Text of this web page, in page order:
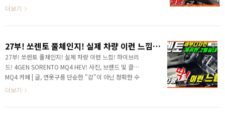
의 차량이 출시가 되었는데, 앞으로 2달 ..
료를 통해서 비교 분석 자료를 제시하는 연못구름입니다!
SUV인 GV80이 출시가 되었습니다. 초기에 선보인 모델
▲ SOURCE : GV80 CLUG / 네이버 카페 하지만 아쉬
움은 곧 사라지게 될 것 같습니다. 차주 월요일 3월 9일
10시부터 가솔린 모델의 계약이 시작됩니다. 한 가지 주
의하실 점이라면 현재 디젤 모델을 이미 계약하신 분들이
겠..
더보기
27부! 쏘렌토 풀체인지! 실제 차량 이런 느낌! 하이브리드! 4GEN SORENTO MQ4 HEV!
27부! 쏘렌토 풀체인지! 실제 차량 이런 느낌! 하이브리
드! 4GEN SORENTO MQ4 HEV! 사진, 브랜드 및 클럽
MQ4 카페 | 글, 연못구름 단순한 "감"이 아닌 정확한 수
치자료를 통해서 비교 분석 자료를 제시하는 연못구름
한 4세대 쏘렌토가 첫날 판매량이 18,000대 넘어서면
더보기